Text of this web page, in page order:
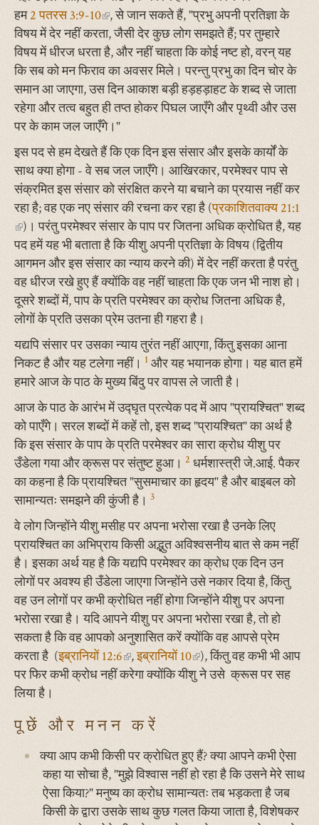
हम2 पतरस 3:9-10(link
is
external)
, से जान सकते हैं, "प्रभु अपनी प्रतिज्ञा के
विषय में देर नहीं करता, जैसी देर कुछ लोग समझते हैं; पर तुम्हारे
विषय में धीरज धरता है, और नहीं चाहता कि कोई नष्‍ट हो, वरन् यह
कि सब को मन फिराव का अवसर मिले। परन्तु प्रभु का दिन चोर के
समान आ जाएगा, उस दिन आकाश बड़ी हड़हड़ाहट के शब्द से जाता
रहेगा और तत्व बहुत ही तप्‍त होकर पिघल जाएँगे और पृथ्वी और उस
पर के काम जल जाएँगे।"
इस पद से हम देखते हैं कि एक दिन इस संसार और इसके कार्यों के
साथ क्या होगा - वे सब जल जाएँगे। आखिरकार, परमेश्वर पाप से
संक्रमित इस संसार को संरक्षित करने या बचाने का प्रयास नहीं कर
रहा है; वह एक नए संसार की रचना कर रहा है (प्रकाशितवाक्य 21:1
(link
is
external)
)। परंतु परमेश्वर संसार के पाप पर जितना अधिक क्रोधित है, यह
पद हमें यह भी बताता है कि यीशु अपनी प्रतिज्ञा के विषय (द्वितीय
आगमन और इस संसार का न्याय करने की) में देर नहीं करता है परंतु
वह धीरज रखे हुए हैं क्योंकि वह नहीं चाहता कि एक जन भी नाश हो।
दूसरे शब्दों में, पाप के प्रति परमेश्वर का क्रोध जितना अधिक है,
लोगों के प्रति उसका प्रेम उतना ही गहरा है।
यद्यपि संसार पर उसका न्याय तुरंत नहीं आएगा, किंतु इसका आना
निकट है और यह टलेगा नहीं। 1 और यह भयानक होगा। यह बात हमें
हमारे आज के पाठ के मुख्य बिंदु पर वापस ले जाती है।
आज के पाठ के आरंभ में उद्घृत प्रत्येक पद में आप "प्रायश्चित" शब्द
को पाएँगे। सरल शब्दों में कहें तो, इस शब्द "प्रायश्चित" का अर्थ है
कि इस संसार के पाप के प्रति परमेश्वर का सारा क्रोध यीशु पर
उँडेला गया और क्रूस पर संतुष्ट हुआ। 2 धर्मशास्त्री जे.आई. पैकर
का कहना है कि प्रायश्चित "सुसमाचार का हृदय" है और बाइबल को
सामान्यतः समझने की कुंजी है। 3
वे लोग जिन्होंने यीशु मसीह पर अपना भरोसा रखा है उनके लिए
प्रायश्चित का अभिप्राय किसी अद्भुत अविश्वसनीय बात से कम नहीं
है। इसका अर्थ यह है कि यद्यपि परमेश्वर का क्रोध एक दिन उन
लोगों पर अवश्य ही उँडेला जाएगा जिन्होंने उसे नकार दिया है, किंतु
वह उन लोगों पर कभी क्रोधित नहीं होगा जिन्होंने यीशु पर अपना
भरोसा रखा है। यदि आपने यीशु पर अपना भरोसा रखा है, तो हो
सकता है कि वह आपको अनुशासित करें क्योंकि वह आपसे प्रेम
करता है (इब्रानियों 12:6(link
is
,इब्रानियों 10(link
is
), किंतु वह कभी भी आप
पर फिर कभी क्रोध नहीं करेगा क्योंकि यीशु ने उसे क्रूस पर सह
लिया है।
पूछें और मनन करें
क्या आप कभी किसी पर क्रोधित हुए हैं? क्या आपने कभी ऐसा
कहा या सोचा है, "मुझे विश्वास नहीं हो रहा है कि उसने मेरे साथ
ऐसा किया?" मनुष्य का क्रोध सामान्यतः तब भड़कता है जब
किसी के द्वारा उसके साथ कुछ गलत किया जाता है, विशेषकर